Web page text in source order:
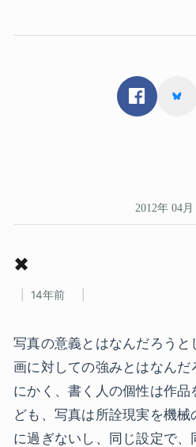
2012年 04月
✖
14年前
写真の意義とはなんだろう
画に対しての強みとはなんだ
にかく、書く人の個性は作
ども、写真は所詮現実を機
に過ぎないし、同じ設定で